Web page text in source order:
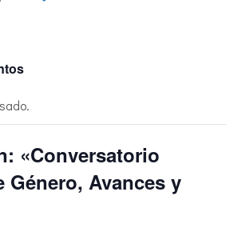
«Conversatorio
Género, Avances y